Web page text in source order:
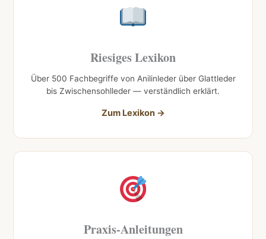
Riesiges Lexikon
Über 500 Fachbegriffe von Anilinleder über Glattleder
bis Zwischensohlleder — verständlich erklärt.
Zum Lexikon →
Praxis-Anleitungen